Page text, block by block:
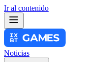
Ir al contenido
Noticias